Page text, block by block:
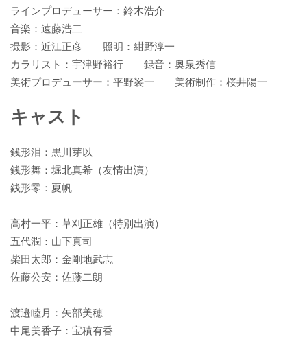
ラインプロデューサー：鈴木浩介
音楽：遠藤浩二
撮影：近江正彦 照明：紺野淳一
カラリスト：宇津野裕行 録音：奥泉秀信
美術プロデューサー：平野裟一 美術制作：桜井陽一
キャスト
銭形泪：黒川芽以
銭形舞：堀北真希（友情出演）
銭形零：夏帆
高村一平：草刈正雄（特別出演）
五代潤：山下真司
柴田太郎：金剛地武志
佐藤公安：佐藤二朗
渡邉睦月：矢部美穂
中尾美香子：宝積有香